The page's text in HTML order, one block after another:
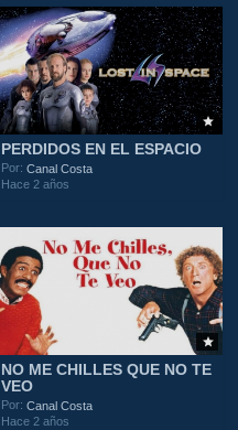
PERDIDOS EN EL ESPACIO
Por:Canal Costa
Hace 2 años
NO ME CHILLES QUE NO TE
VEO
Por:Canal Costa
Hace 2 años